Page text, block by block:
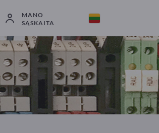
MANO
SĄSKAITA
3 Gamintojai